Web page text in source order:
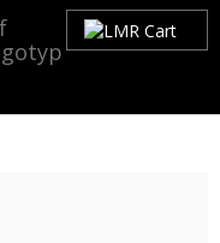
200-Serien>Däck /